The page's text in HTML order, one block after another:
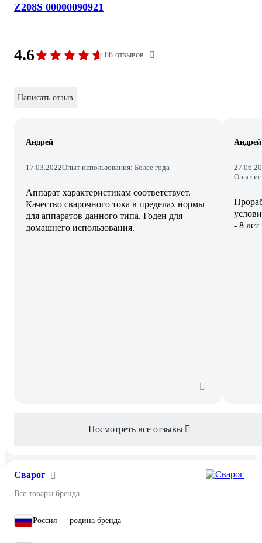
Z208S 00000090921
4.6 88 отзывов
Написать отзыв
Андрей
17.03.2022Опыт использования: Более года
Аппарат характеристикам соответствует.
Качество сварочного тока в пределах нормы
для аппаратов данного типа. Годен для
домашнего использования.
Опыт
- 8 лет
Посмотреть все отзывы
Сварог
Все товары бренда
Россия — родина бренда